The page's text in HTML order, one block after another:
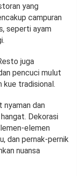
yang
campuran
seperti ayam
juga
pencuci mulut
kue tradisional.
nyaman dan
Dekorasi
elemen
dan pernak-pernik
nuansa